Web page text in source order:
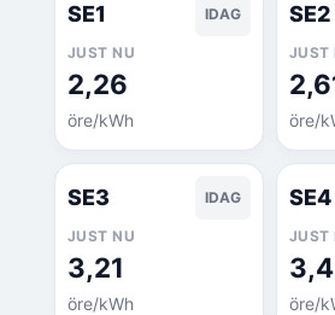
SE1 IDAG
JUST NU
2,26
öre/kWh
SE2
JUST
öre/
SE3 IDAG
JUST NU
3,21
öre/kWh
SE4
JUST
öre/